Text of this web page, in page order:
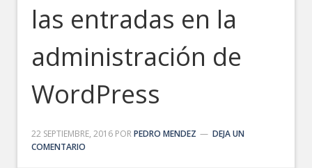
las entradas en la
administración de
WordPress
22 SEPTIEMBRE, 2016 PORPEDRO MENDEZ
DEJA UN
COMENTARIO